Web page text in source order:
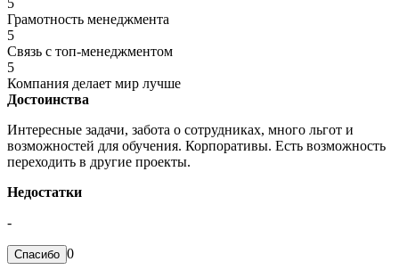
Грамотность менеджмента
5
Связь с топ-менеджментом
5
Компания делает мир лучше
Достоинства
Интересные задачи, забота о сотрудниках, много льгот и
возможностей для обучения. Корпоративы. Есть возможность
переходить в другие проекты.
Недостатки
-
0